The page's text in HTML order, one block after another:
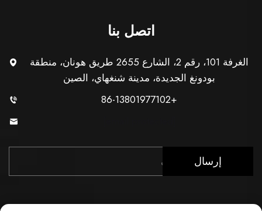
اتصل بنا
الغرفة 101، رقم 2، الشارع 2655 طريق هونان، منطقة
بودونغ الجديدة، مدينة شنغهاي، الصين
+86-13801977102
إرسال